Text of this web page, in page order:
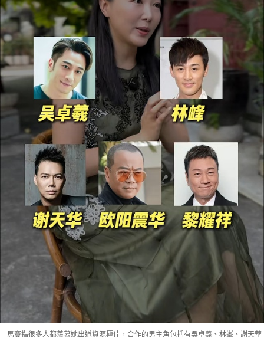
馬賽指很多人都羨慕她出道資源極佳，合作的男主角包括有吳卓羲、林峯、謝天華